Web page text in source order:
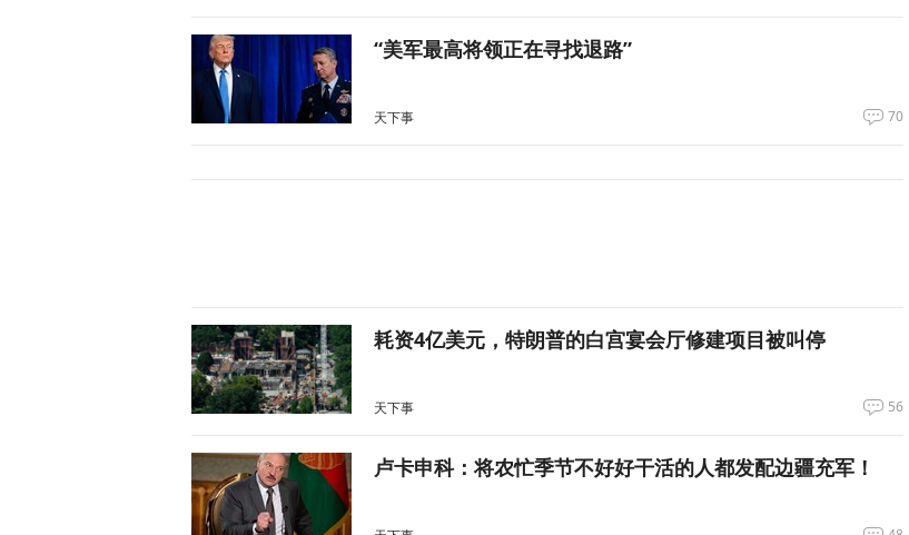
“美军最高将领正在寻找退路”
天下事 70
耗资4亿美元，特朗普的白宫宴会厅修建项目被叫停
天下事 56
卢卡申科：将农忙季节不好好干活的人都发配边疆充军！